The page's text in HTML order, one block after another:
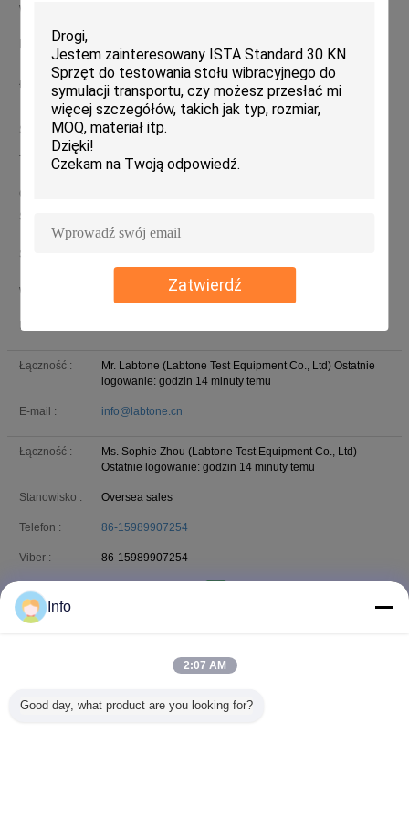
Zatwierdź
WeChat :
E-mail :
Łączność : Yolin Yang (Labtone Test Equipment Co., Ltd)
Ostatnie
logowanie: godzin 14 minuty temu
Stanowisko : Oversea sales
Telefon : 13798525810
CO
SŁYCHAĆ :
Skype :
WeChat : wechat
E-mail :
Łączność : Mr. Labtone (Labtone Test Equipment Co., Ltd) Ostatnie
logowanie: godzin 14 minuty temu
E-mail : info@labtone.cn
Łączność :
Ms. Sophie Zhou (Labtone Test Equipment Co., Ltd)
Ostatnie logowanie: godzin 14 minuty temu
Stanowisko : Oversea sales
Telefon : 86-15989907254
Viber : 86-15989907254
CO
SŁYCHAĆ :
Info
2:07 AM
Good day, what product are you looking for?